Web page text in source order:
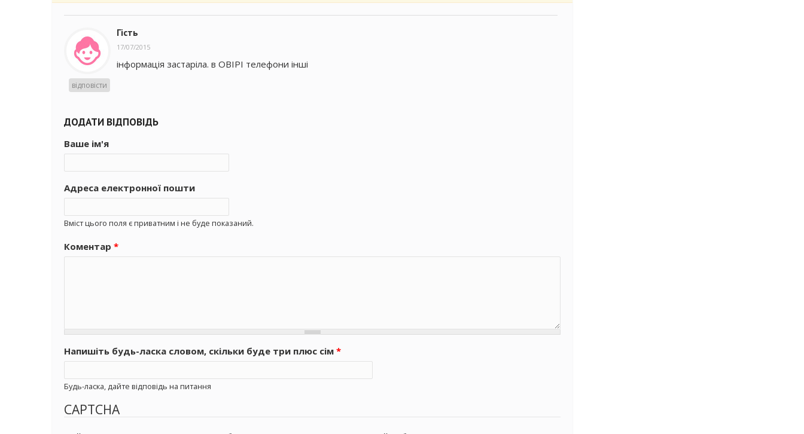
Гість
17/07/2015
інформація застаріла. в ОВІРІ телефони інші
відповісти
ДОДАТИ ВІДПОВІДЬ
Ваше ім'я
Адреса електронної пошти
Вміст цього поля є приватним і не буде показаний.
Коментар *
Напишіть будь-ласка словом, скільки буде три плюс сім *
Будь-ласка, дайте відповідь на питання
CAPTCHA